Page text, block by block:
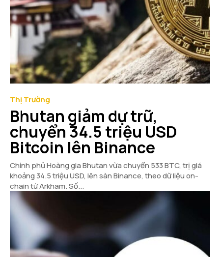
Thị Trường
Bhutan giảm dự trữ,
chuyển 34.5 triệu USD
Bitcoin lên Binance
Chính phủ Hoàng gia Bhutan vừa chuyển 533 BTC, trị giá
khoảng 34.5 triệu USD, lên sàn Binance, theo dữ liệu on-
chain từ Arkham. Số...